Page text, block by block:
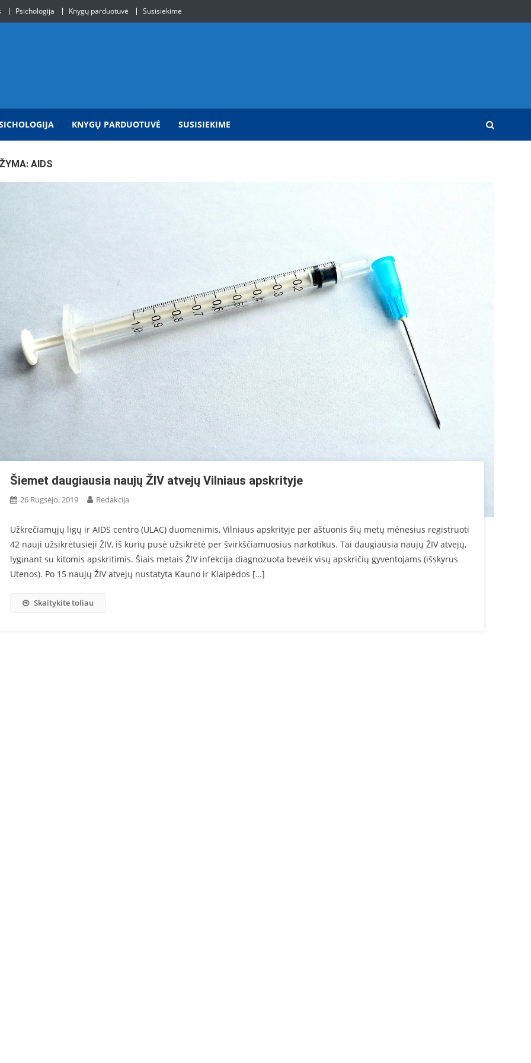
Psichologija Knygų parduotuvė Susisiekime
KNYGŲ PARDUOTUVĖ SUSISIEKIME
ŽYMA: AIDS
Šiemet daugiausia naujų ŽIV atvejų Vilniaus apskrityje
26 Rugsėjo, 2019 Redakcija
Užkrečiamųjų ligų ir AIDS centro (ULAC) duomenimis, Vilniaus apskrityje per aštuonis šių metų mėnesius registruoti
42 nauji užsikrėtusieji ŽIV, iš kurių pusė užsikrėtė per švirkščiamuosius narkotikus. Tai daugiausia naujų ŽIV atvejų,
lyginant su kitomis apskritimis. Šiais metais ŽIV infekcija diagnozuota beveik visų apskričių gyventojams (išskyrus
Utenos). Po 15 naujų ŽIV atvejų nustatyta Kauno ir Klaipėdos […]
Skaitykite toliau